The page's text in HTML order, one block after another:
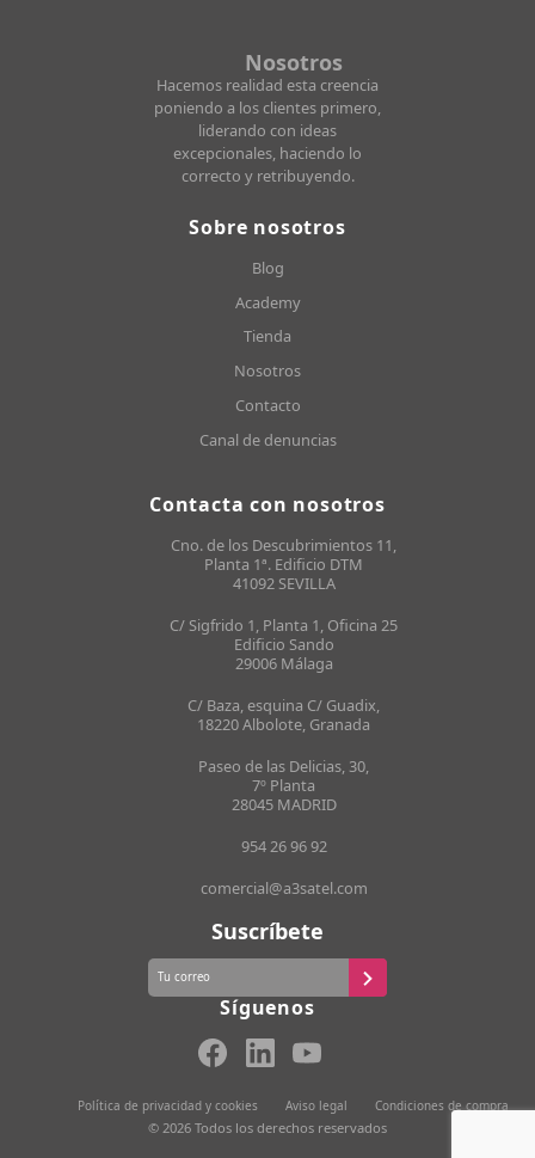
Nosotros
Hacemos realidad esta creencia
poniendo a los clientes primero,
liderando con ideas
excepcionales, haciendo lo
correcto y retribuyendo.
Sobre nosotros
Blog
Academy
Tienda
Nosotros
Contacto
Canal de denuncias
Contacta con nosotros
Cno. de los Descubrimientos 11,
Planta 1ª. Edificio DTM
41092 SEVILLA
C/ Sigfrido 1, Planta 1, Oficina 25
Edificio Sando
29006 Málaga
C/ Baza, esquina C/ Guadix,
18220 Albolote, Granada
Paseo de las Delicias, 30,
7º Planta
28045 MADRID
954 26 96 92
comercial@a3satel.com
Suscríbete
Síguenos
Política de privacidad y cookies Aviso legal Condiciones de compra
© 2026 Todos los derechos reservados